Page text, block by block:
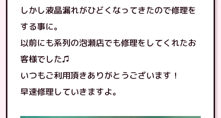
しかし液晶漏れがひどくなってきたので修理を
する事に。
以前にも系列の泡瀬店でも修理をしてくれたお
客様でした♫
いつもご利用頂きありがとうございます！
早速修理していきますよ。